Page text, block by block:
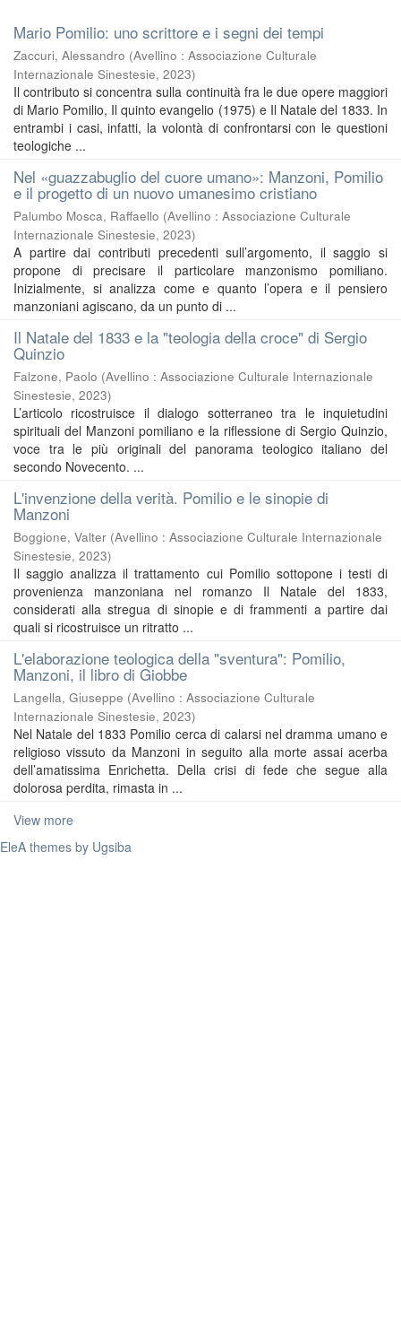
Mario Pomilio: uno scrittore e i segni dei tempi
Zaccuri, Alessandro (Avellino : Associazione Culturale
Internazionale Sinestesie, 2023)
Il contributo si concentra sulla continuità fra le due opere maggiori
di Mario Pomilio, Il quinto evangelio (1975) e Il Natale del 1833. In
entrambi i casi, infatti, la volontà di confrontarsi con le questioni
teologiche ...
Nel «guazzabuglio del cuore umano»: Manzoni, Pomilio
e il progetto di un nuovo umanesimo cristiano
Palumbo Mosca, Raffaello (Avellino : Associazione Culturale
Internazionale Sinestesie, 2023)
A partire dai contributi precedenti sull’argomento, il saggio si
propone di precisare il particolare manzonismo pomiliano.
Inizialmente, si analizza come e quanto l’opera e il pensiero
manzoniani agiscano, da un punto di ...
Il Natale del 1833 e la "teologia della croce" di Sergio
Quinzio
Falzone, Paolo (Avellino : Associazione Culturale Internazionale
Sinestesie, 2023)
L’articolo ricostruisce il dialogo sotterraneo tra le inquietudini
spirituali del Manzoni pomiliano e la riflessione di Sergio Quinzio,
voce tra le più originali del panorama teologico italiano del
secondo Novecento. ...
L'invenzione della verità. Pomilio e le sinopie di
Manzoni
Boggione, Valter (Avellino : Associazione Culturale Internazionale
Sinestesie, 2023)
Il saggio analizza il trattamento cui Pomilio sottopone i testi di
provenienza manzoniana nel romanzo Il Natale del 1833,
considerati alla stregua di sinopie e di frammenti a partire dai
quali si ricostruisce un ritratto ...
L'elaborazione teologica della "sventura": Pomilio,
Manzoni, il libro di Giobbe
Langella, Giuseppe (Avellino : Associazione Culturale
Internazionale Sinestesie, 2023)
Nel Natale del 1833 Pomilio cerca di calarsi nel dramma umano e
religioso vissuto da Manzoni in seguito alla morte assai acerba
dell’amatissima Enrichetta. Della crisi di fede che segue alla
dolorosa perdita, rimasta in ...
View more
EleA themes by Ugsiba